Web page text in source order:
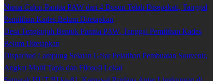
Nama Calon Panitia PAW dari 4 Dusun Telah Disepakati, Tanggal
Pemilihan Kades Belum Ditetapkan
Desa Tengkujuh Bentuk Panitia PAW, Tanggal Pemilihan Kades
Belum Ditetapkan
Disparbud Lampung Selatan Gelar Pelatihan Pembuatan Souvenir,
Angkat Motif Tapis dan Filosofi Lokal